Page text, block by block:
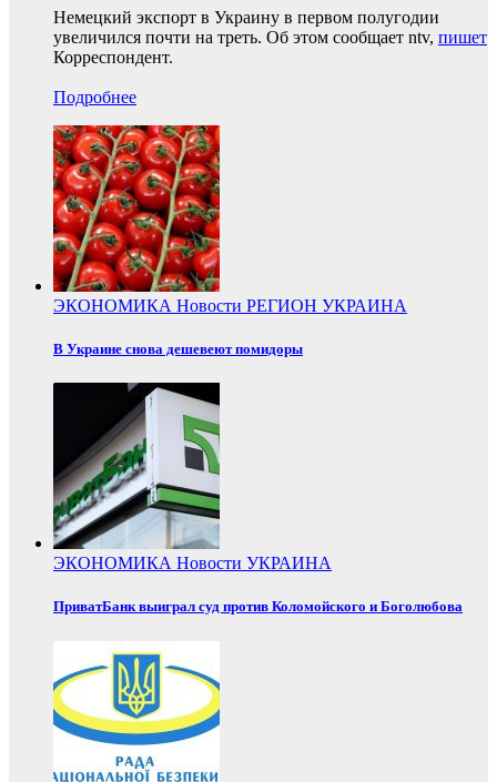
Немецкий экспорт в Украину в первом полугодии
увеличился почти на треть. Об этом сообщает ntv, пишет
Корреспондент.
Подробнее
ЭКОНОМИКА Новости РЕГИОН УКРАИНА
В Украине снова дешевеют помидоры
ЭКОНОМИКА Новости УКРАИНА
ПриватБанк выиграл суд против Коломойского и Боголюбова